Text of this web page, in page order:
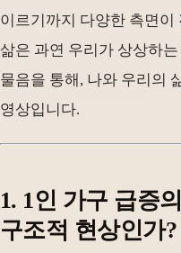
이르기까지 다양한 측면
삶은 과연 우리가 상상하
물음을 통해, 나와 우리의
영상입니다.
1. 1인 가구 급증
구조적 현상인가?